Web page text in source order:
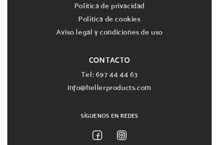
Política de privacidad
Política de cookies
Aviso legal y condiciones de uso
CONTACTO
Tel: 697 44 44 63
info@hellerproducts.com
SÍGUENOS EN REDES
FacebookInstagram